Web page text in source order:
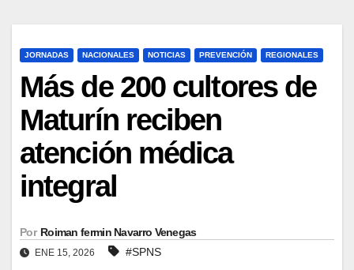
JORNADAS NACIONALES NOTICIAS PREVENCIÓN REGIONALES
Más de 200 cultores de
Maturín reciben
atención médica
integral
Por Roiman fermin Navarro Venegas
ENE 15, 2026 #SPNS